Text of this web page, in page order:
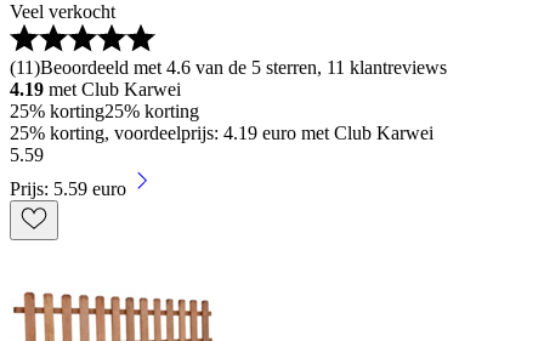
Veel verkocht
(11)Beoordeeld met 4.6 van de 5 sterren, 11 klantreviews
4.19 met Club Karwei
25% korting25% korting
25% korting, voordeelprijs: 4.19 euro met Club Karwei
5.59
Prijs: 5.59 euro